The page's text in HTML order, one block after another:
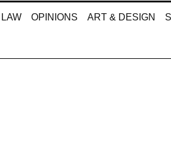
LAW OPINIONS ART & DESIGN